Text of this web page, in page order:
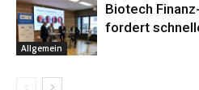
Allgemein
Biotech
fordert